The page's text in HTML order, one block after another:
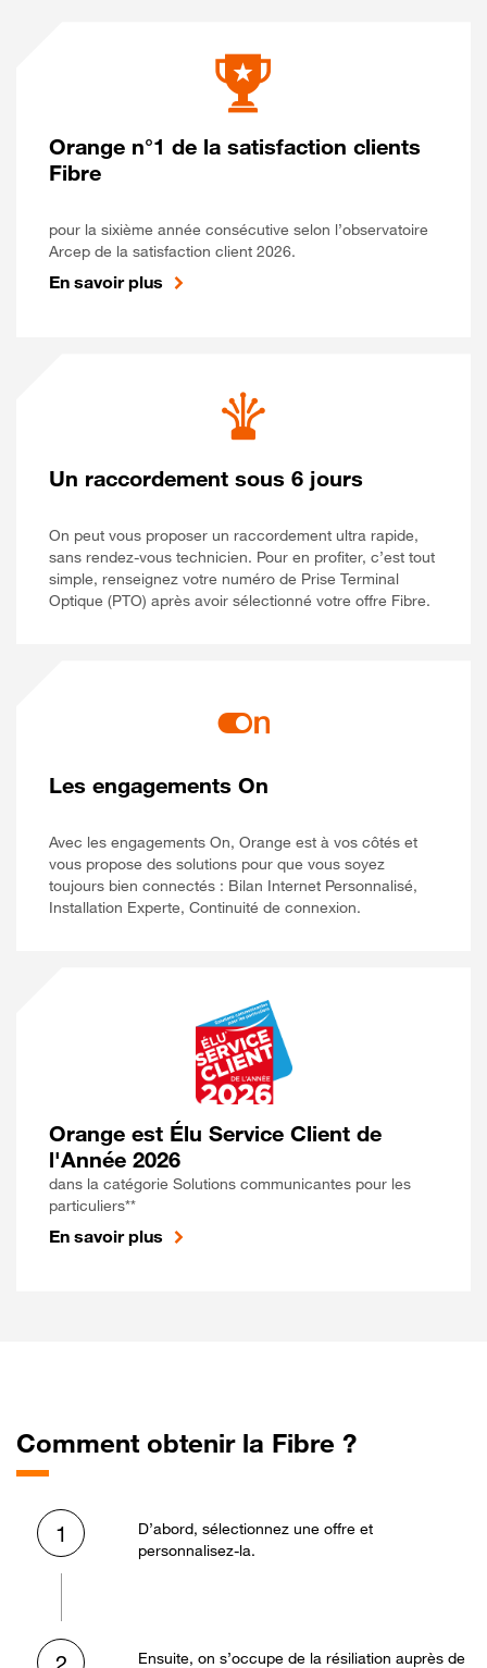
Orange n°1 de la satisfaction clients
Fibre
pour la sixième année consécutive selon l’observatoire
Arcep de la satisfaction client 2026.
En savoir plus
Un raccordement sous 6 jours
On peut vous proposer un raccordement ultra rapide,
sans rendez-vous technicien. Pour en profiter, c’est tout
simple, renseignez votre numéro de Prise Terminal
Optique (PTO) après avoir sélectionné votre offre Fibre.
Les engagements On
Avec les engagements On, Orange est à vos côtés et
vous propose des solutions pour que vous soyez
toujours bien connectés : Bilan Internet Personnalisé,
Installation Experte, Continuité de connexion.
Orange est Élu Service Client de
l'Année 2026
dans la catégorie Solutions communicantes pour les
particuliers**
En savoir plus
Comment obtenir la Fibre ?
1
D’abord, sélectionnez une offre et
personnalisez-la.
Ensuite, on s’occupe de la résiliation auprès de